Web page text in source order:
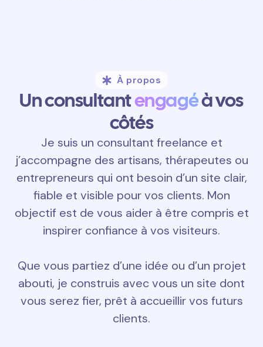
À propos
Un consultantengagéà vos
côtés
Je suis un consultant freelance et
j’accompagne des artisans, thérapeutes ou
entrepreneurs qui ont besoin d’un site clair,
fiable et visible pour vos clients. Mon
objectif est de vous aider à être compris et
inspirer confiance à vos visiteurs.
Que vous partiez d’une idée ou d’un projet
abouti, je construis avec vous un site dont
vous serez fier, prêt à accueillir vos futurs
clients.